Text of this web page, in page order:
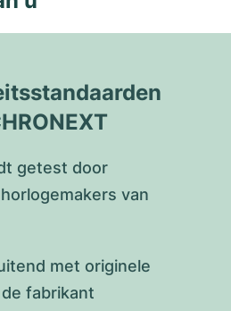
getest door
van
met originele
fabrikant